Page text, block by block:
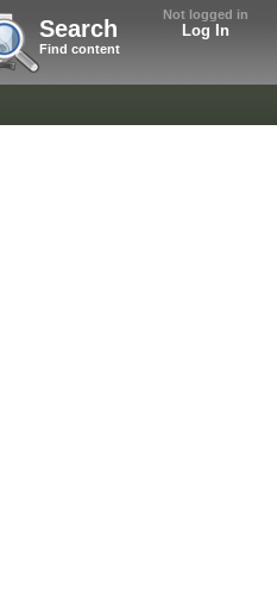
Not logged in
Log In
Search
Find content